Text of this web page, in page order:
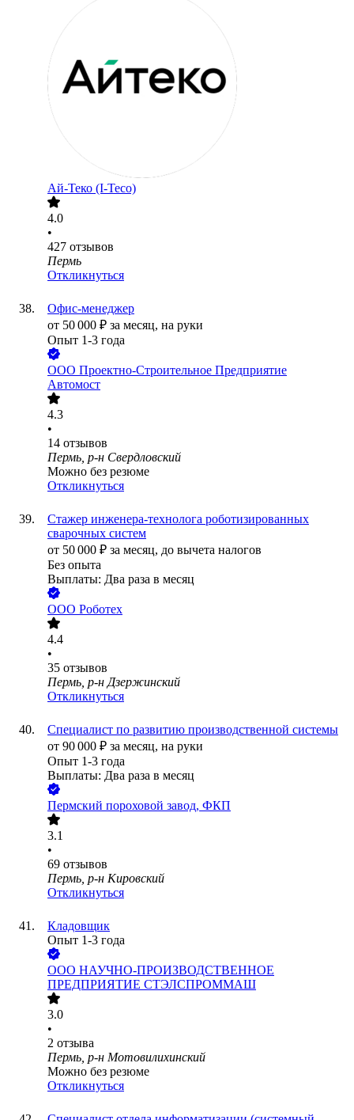
Ай-Теко (I-Teco)
4.0
•
427 отзывов
Пермь
Откликнуться
Офис-менеджер
от 50 000 ₽ за месяц, на руки
Опыт 1-3 года
ООО Проектно-Строительное Предприятие
Автомост
4.3
•
14 отзывов
Пермь, р-н Свердловский
Можно без резюме
Откликнуться
Стажер инженера-технолога роботизированных
сварочных систем
от 50 000 ₽ за месяц, до вычета налогов
Без опыта
Выплаты: Два раза в месяц
ООО Роботех
4.4
•
35 отзывов
Пермь, р-н Дзержинский
Откликнуться
Специалист по развитию производственной системы
от 90 000 ₽ за месяц, на руки
Опыт 1-3 года
Выплаты: Два раза в месяц
Пермский пороховой завод, ФКП
3.1
•
69 отзывов
Пермь, р-н Кировский
Откликнуться
Кладовщик
Опыт 1-3 года
ООО НАУЧНО-ПРОИЗВОДСТВЕННОЕ
ПРЕДПРИЯТИЕ СТЭЛСПРОММАШ
3.0
•
2 отзыва
Пермь, р-н Мотовилихинский
Можно без резюме
Откликнуться